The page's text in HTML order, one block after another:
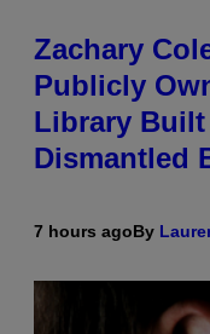
Zachary
Publicly
Library Built
Dismantled
7 hours agoBy